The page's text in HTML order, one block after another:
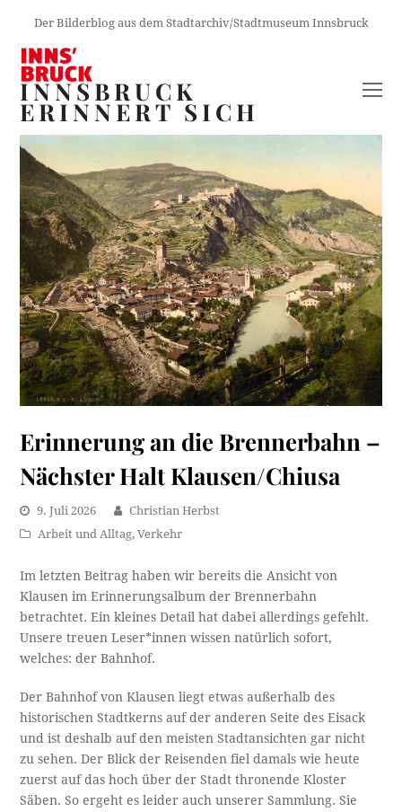
Der Bilderblog aus dem Stadtarchiv/Stadtmuseum Innsbruck
INNSBRUCK
ERINNERT SICH
Erinnerung an die Brennerbahn –
Nächster Halt Klausen/Chiusa
9. Juli 2026
Christian Herbst
Arbeit und Alltag,Verkehr
Im letzten Beitrag haben wir bereits die Ansicht von
Klausen im Erinnerungsalbum der Brennerbahn
betrachtet. Ein kleines Detail hat dabei allerdings gefehlt.
Unsere treuen Leser*innen wissen natürlich sofort,
welches: der Bahnhof.
Der Bahnhof von Klausen liegt etwas außerhalb des
historischen Stadtkerns auf der anderen Seite des Eisack
und ist deshalb auf den meisten Stadtansichten gar nicht
zu sehen. Der Blick der Reisenden fiel damals wie heute
zuerst auf das hoch über der Stadt thronende Kloster
Säben. So ergeht es leider auch unserer Sammlung. Sie